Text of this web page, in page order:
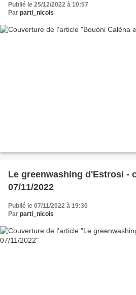
Publié le 25/12/2022 à 10:57
Par parti_nicois
Le greenwashing d'Estrosi -
07/11/2022
Publié le 07/11/2022 à 19:30
Par parti_nicois